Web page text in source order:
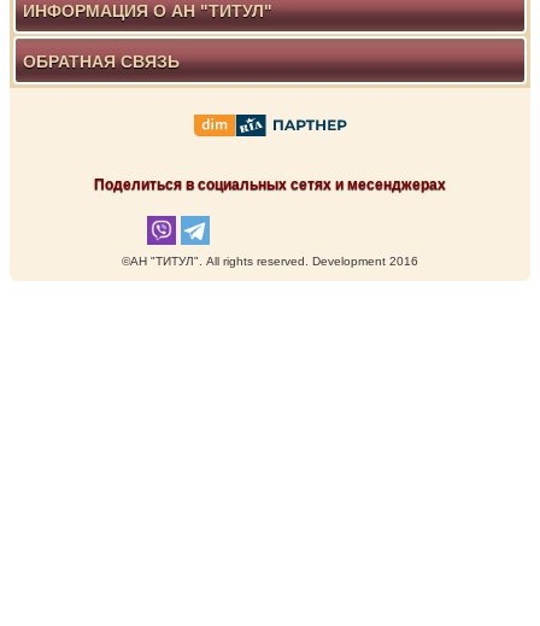
ИНФОРМАЦИЯ О АН "ТИТУЛ"
ОБРАТНАЯ СВЯЗЬ
Поделиться в социальных сетях и месенджерах
©АН "ТИТУЛ". Аll rights reserved. Development 2016